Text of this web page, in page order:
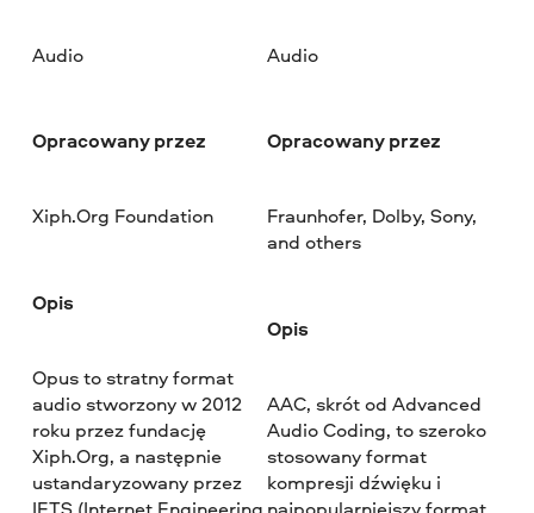
Audio
Opracowany przez
Xiph.Org Foundation
Opis
Opus to stratny format
audio stworzony w 2012
roku przez fundację
Xiph.Org, a następnie
ustandaryzowany przez
Audio
Opracowany przez
Fraunhofer, Dolby, Sony,
and others
Opis
AAC, skrót od Advanced
Audio Coding, to szeroko
stosowany format
kompresji dźwięku i